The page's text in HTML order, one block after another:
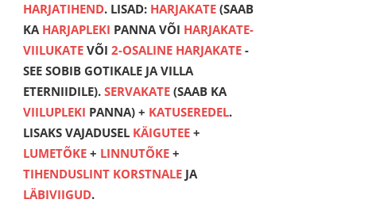
HARJATIHEND. LISAD: HARJAKATE(SAAB
KA HARJAPLEKI PANNA VÕI HARJAKATE-
VIILUKATEVÕI 2-OSALINE HARJAKATE-
SEE SOBIB GOTIKALE JA VILLA
ETERNIIDILE). SERVAKATE(SAAB KA
VIILUPLEKI PANNA) + KATUSEREDEL.
LISAKS VAJADUSEL KÄIGUTEE+
LUMETÕKE+ LINNUTÕKE+
TIHENDUSLINT KORSTNALEJA
LÄBIVIIGUD.